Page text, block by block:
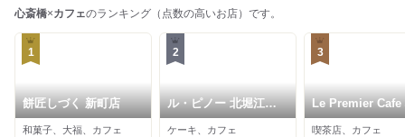
心斎橋×カフェのランキング（点数の高いお店）です。
1
餅匠しづく 新町店
和菓子、大福、カフェ
2
ル・ピノー 北堀江本
店
ケーキ、カフェ
3
Le Premier Cafe
橋本店
喫茶店、カフェ